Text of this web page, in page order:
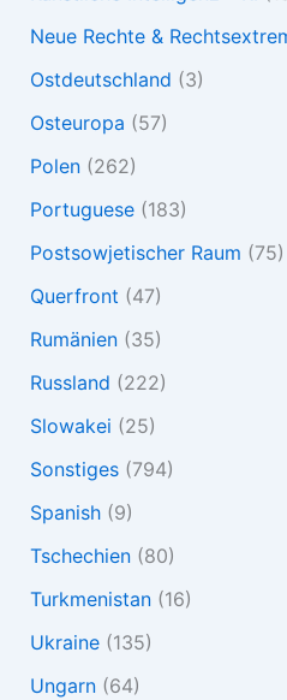
Neue Rechte &
Ostdeutschland (3)
Osteuropa (57)
Polen(262)
Portuguese(183)
Postsowjetischer Raum (75)
Querfront (47)
Rumänien(35)
Russland (222)
Slowakei (25)
Sonstiges(794)
Spanish(9)
Tschechien(80)
Turkmenistan(16)
Ukraine(135)
Ungarn(64)